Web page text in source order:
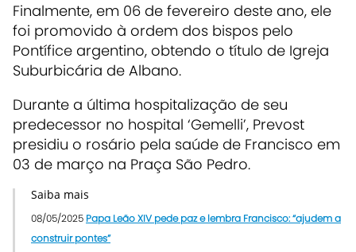
Finalmente, em 06 de fevereiro deste ano, ele
foi promovido à ordem dos bispos pelo
Pontífice argentino, obtendo o título de Igreja
Suburbicária de Albano.
Durante a última hospitalização de seu
predecessor no hospital ‘Gemelli’, Prevost
presidiu o rosário pela saúde de Francisco em
03 de março na Praça São Pedro.
Saiba mais
08/05/2025 Papa Leão XIV pede paz e lembra Francisco: “ajudem a
construir pontes”